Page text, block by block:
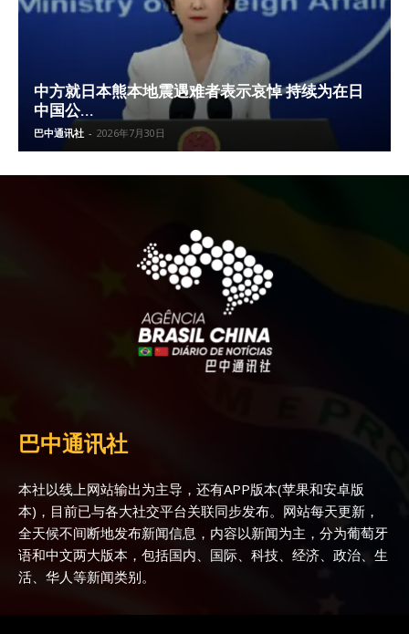
中方就日本熊本地震遇难者表示哀悼 持续为在日
中国公...
巴中通讯社 - 2026年7月30日
巴中通讯社
本社以线上网站输出为主导，还有APP版本(苹果和安卓版
本)，目前已与各大社交平台关联同步发布。网站每天更新，
全天候不间断地发布新闻信息，内容以新闻为主，分为葡萄牙
语和中文两大版本，包括国内、国际、科技、经济、政治、生
活、华人等新闻类别。